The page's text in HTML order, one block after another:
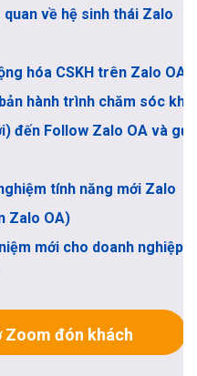
về hệ sinh thái Zalo
hóa CSKH trên Zalo OA
hành trình chăm sóc khi
đến Follow Zalo OA và gửi
tính năng mới Zalo
Zalo OA)
mới cho doanh nghiệp
Zoom đón khách